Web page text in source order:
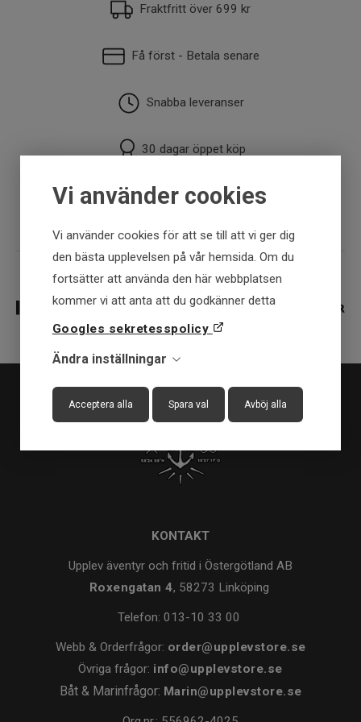
Vi använder cookies
Vi använder cookies för att se till att vi ger dig
den bästa upplevelsen på vår hemsida. Om du
fortsätter att använda den här webbplatsen
kommer vi att anta att du godkänner detta
Googles sekretesspolicy
Ändra inställningar
Acceptera alla Spara val Avböj alla
Fraktfritt över 699 kr
Få först - Betala senare
Snabba leveranser
30 dagar öppet köp
Fysisk butik
KONTAKT
Upplev äventyr och fritid i Östergötland AB
Roxengatan 4, 58273 Linköping
Telefon: 013-10 33 00
Webb & Orderfrågor: order@upplevstore.se
Övriga frågor: info@upplevstore.se
Båt & Marinfrågor: Marin@upplevstore.se